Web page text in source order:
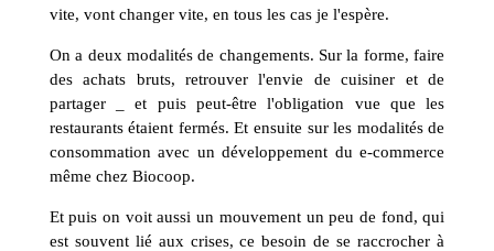
vite, vont changer vite, en tous les cas je l'espère.
On a deux modalités de changements. Sur la forme, faire
des achats bruts, retrouver l'envie de cuisiner et de
partager _ et puis peut-être l'obligation vue que les
restaurants étaient fermés. Et ensuite sur les modalités de
consommation avec un développement du e-commerce
même chez Biocoop.
Et puis on voit aussi un mouvement un peu de fond, qui
est souvent lié aux crises, ce besoin de se raccrocher à